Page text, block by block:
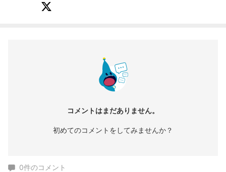
コメントはまだありません。
初めてのコメントをしてみませんか？
0件のコメント